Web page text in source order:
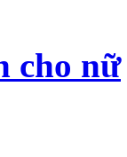
cho nữ